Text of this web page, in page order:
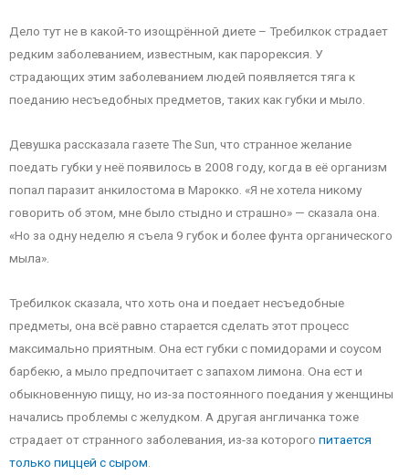
Дело тут не в какой-то изощрённой диете – Требилкок страдает
редким заболеванием, известным, как парорексия. У
страдающих этим заболеванием людей появляется тяга к
поеданию несъедобных предметов, таких как губки и мыло.
Девушка рассказала газете The Sun, что странное желание
поедать губки у неё появилось в 2008 году, когда в её организм
попал паразит анкилостома в Марокко. «Я не хотела никому
говорить об этом, мне было стыдно и страшно» — сказала она.
«Но за одну неделю я съела 9 губок и более фунта органического
мыла».
Требилкок сказала, что хоть она и поедает несъедобные
предметы, она всё равно старается сделать этот процесс
максимально приятным. Она ест губки с помидорами и соусом
барбекю, а мыло предпочитает с запахом лимона. Она ест и
обыкновенную пищу, но из-за постоянного поедания у женщины
начались проблемы с желудком. А другая англичанка тоже
страдает от странного заболевания, из-за которого питается
только пиццей с сыром